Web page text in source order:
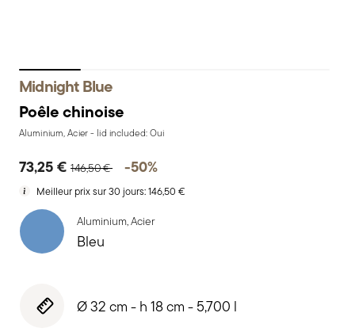
Midnight Blue
Poêle chinoise
Aluminium, Acier - lid included: Oui
73,25 € 146,50 € -50%
Meilleur prix sur 30 jours:146,50 €
Aluminium, Acier
Bleu
Ø 32 cm - h 18 cm - 5,700 l